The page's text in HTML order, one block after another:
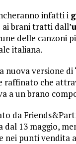
infatti i
ai brani tratti dall’
delle canzoni
italiana.
nuova versione
raffinato che
a un brano
da
dal 13 maggio,
nei punti